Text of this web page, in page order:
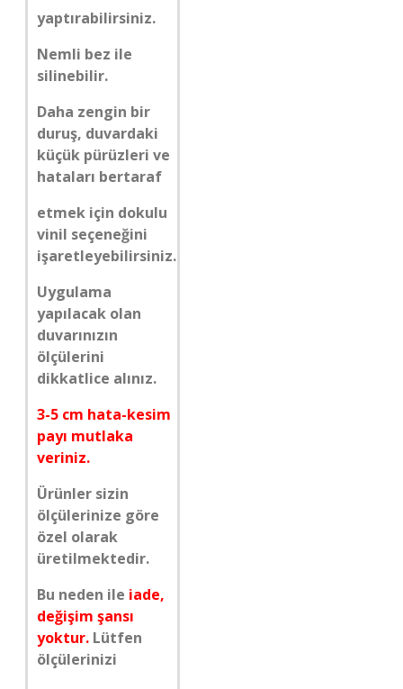
yaptırabilirsiniz.
Nemli bez ile
silinebilir.
Daha zengin bir
duruş, duvardaki
küçük pürüzleri ve
hataları bertaraf
etmek için dokulu
vinil seçeneğini
işaretleyebilirsiniz.
Uygulama
yapılacak olan
duvarınızın
ölçülerini
dikkatlice alınız.
3-5 cm hata-kesim
payı mutlaka
veriniz.
Ürünler sizin
ölçülerinize göre
özel olarak
üretilmektedir.
Bu neden ile iade,
değişim şansı
yoktur. Lütfen
ölçülerinizi